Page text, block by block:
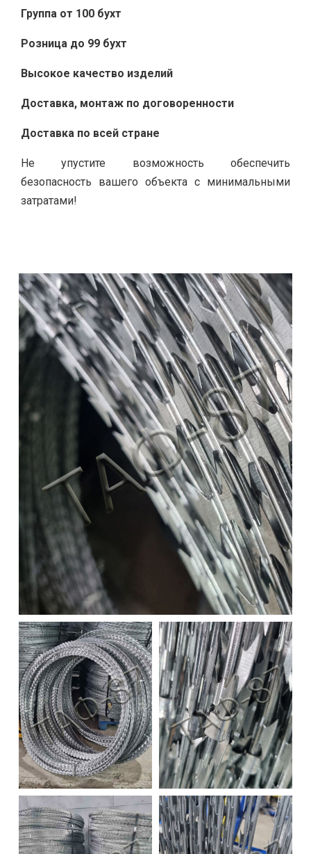
Группа от 100 бухт
Розница до 99 бухт
Высокое качество изделий
Доставка, монтаж по договоренности
Доставка по всей стране
Не упустите возможность обеспечить
безопасность вашего объекта с минимальными
затратами!